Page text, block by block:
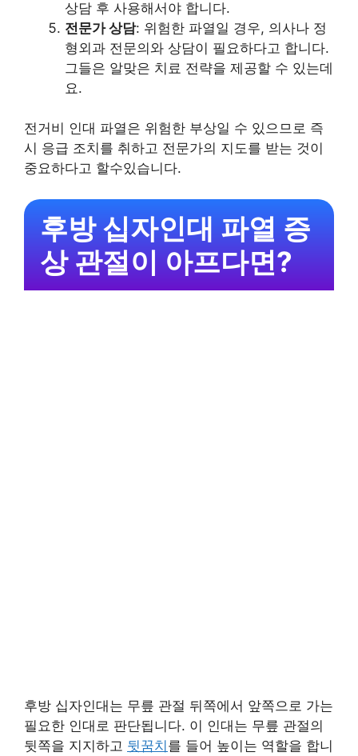
상담 후 사용해서야 합니다.
전문가 상담: 위험한 파열일 경우, 의사나 정
형외과 전문의와 상담이 필요하다고 합니다.
그들은 알맞은 치료 전략을 제공할 수 있는데
요.
전거비 인대 파열은 위험한 부상일 수 있으므로 즉
시 응급 조치를 취하고 전문가의 지도를 받는 것이
중요하다고 할수있습니다.
후방 십자인대 파열 증
상 관절이 아프다면?
후방 십자인대는 무릎 관절 뒤쪽에서 앞쪽으로 가는
필요한 인대로 판단됩니다. 이 인대는 무릎 관절의
뒷쪽을 지지하고 뒷꿈치를 들어 높이는 역할을 합니